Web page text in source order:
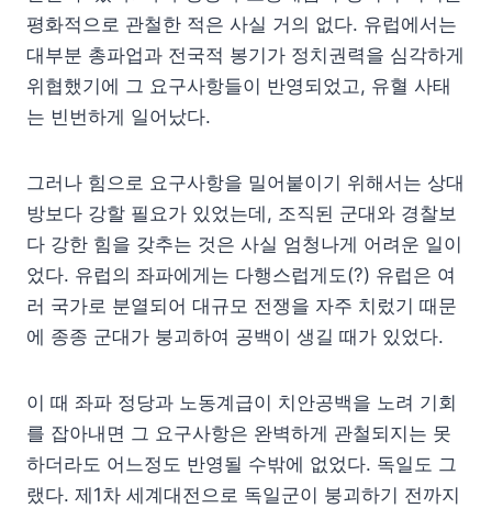
평화적으로 관철한 적은 사실 거의 없다. 유럽에서는
대부분 총파업과 전국적 봉기가 정치권력을 심각하게
위협했기에 그 요구사항들이 반영되었고, 유혈 사태
는 빈번하게 일어났다.
그러나 힘으로 요구사항을 밀어붙이기 위해서는 상대
방보다 강할 필요가 있었는데, 조직된 군대와 경찰보
다 강한 힘을 갖추는 것은 사실 엄청나게 어려운 일이
었다. 유럽의 좌파에게는 다행스럽게도(?) 유럽은 여
러 국가로 분열되어 대규모 전쟁을 자주 치렀기 때문
에 종종 군대가 붕괴하여 공백이 생길 때가 있었다.
이 때 좌파 정당과 노동계급이 치안공백을 노려 기회
를 잡아내면 그 요구사항은 완벽하게 관철되지는 못
하더라도 어느정도 반영될 수밖에 없었다. 독일도 그
랬다. 제1차 세계대전으로 독일군이 붕괴하기 전까지